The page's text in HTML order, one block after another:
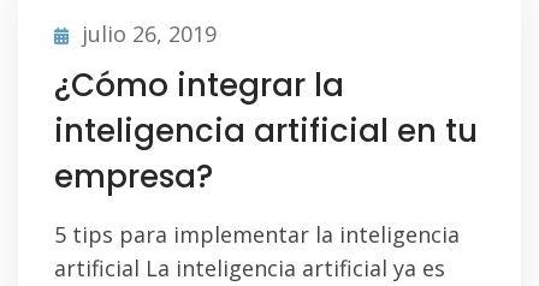
julio 26, 2019
¿Cómo integrar la
inteligencia artificial en tu
empresa?
5 tips para implementar la inteligencia
artificial La inteligencia artificial ya es